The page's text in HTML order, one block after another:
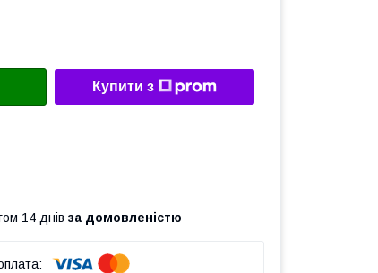
Купити з
14 днів за домовленістю